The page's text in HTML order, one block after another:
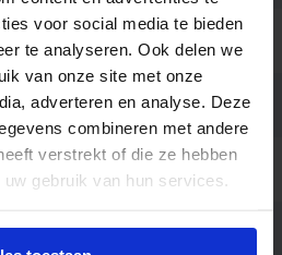
voor social media te bieden
te analyseren. Ook delen we
van onze site met onze
adverteren en analyse. Deze
combineren met andere
verstrekt of die ze hebben
gebruik van hun services.
rail
railadapter